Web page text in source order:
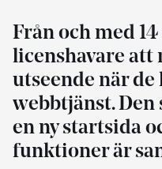
Från och med
licenshavare att
utseende när de
webbtjänst.
en ny startsida
funktioner är